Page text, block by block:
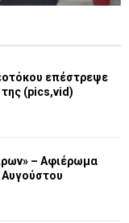
επέστρεψε
(pics,vid)
– Αφιέρωμα
Αυγούστου